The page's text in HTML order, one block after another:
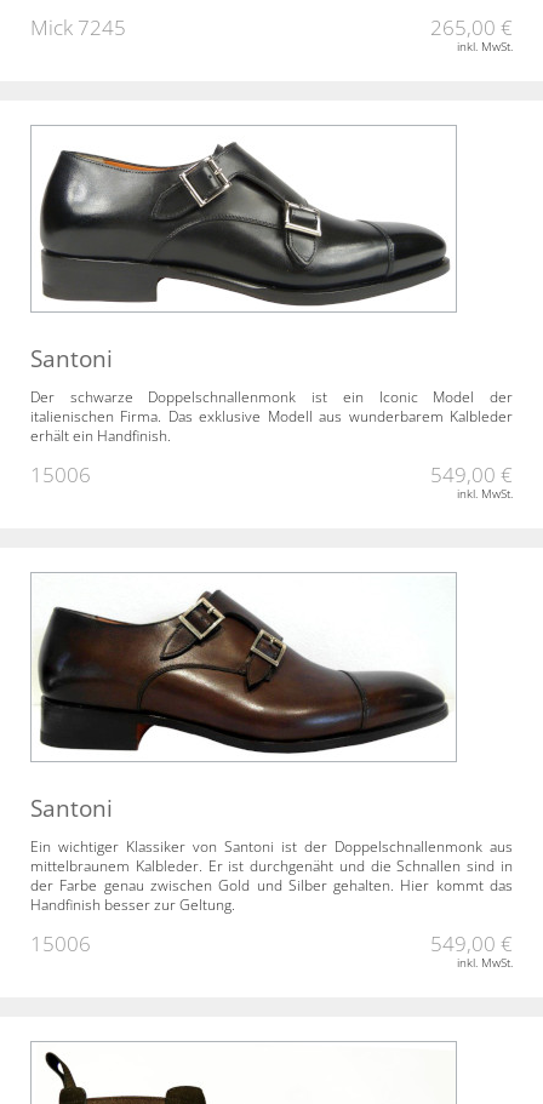
Mick 7245 265,00 €
inkl. MwSt.
Santoni
Der schwarze Doppelschnallenmonk ist ein Iconic Model der
italienischen Firma. Das exklusive Modell aus wunderbarem Kalbleder
erhält ein Handfinish.
15006 549,00 €
inkl. MwSt.
Santoni
Ein wichtiger Klassiker von Santoni ist der Doppelschnallenmonk aus
mittelbraunem Kalbleder. Er ist durchgenäht und die Schnallen sind in
der Farbe genau zwischen Gold und Silber gehalten. Hier kommt das
Handfinish besser zur Geltung.
15006 549,00 €
inkl. MwSt.